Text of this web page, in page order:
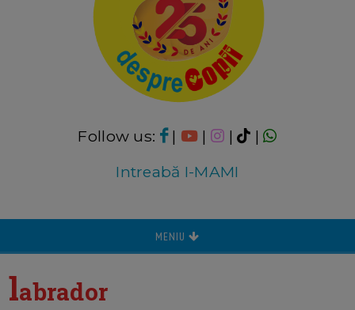
Follow us: | | |
|
Intreabă I-MAMI
MENIU
labrador